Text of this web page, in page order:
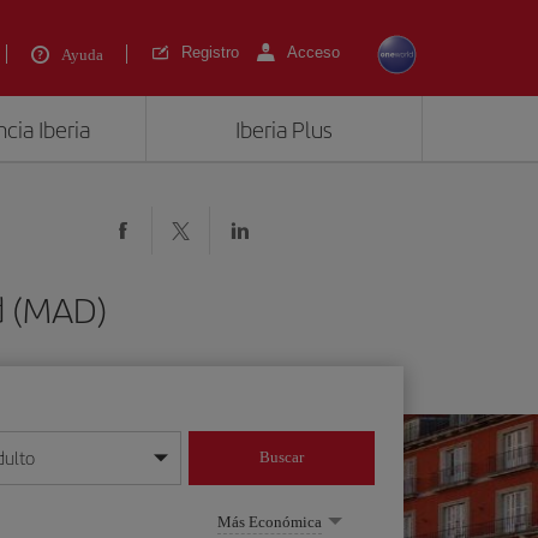
Ayuda Registro Acceso
Iberia Iberia Plus
(MAD)
mes/año
Buscar
Más Económica